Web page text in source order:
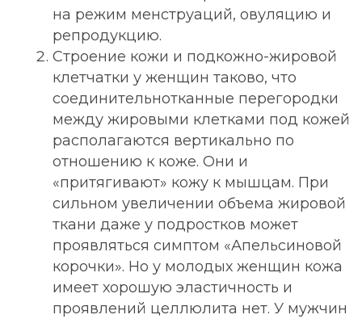
на режим менструаций, овуляцию и
репродукцию.
Строение кожи и подкожно-жировой
клетчатки у женщин таково, что
соединительнотканные перегородки
между жировыми клетками под кожей
располагаются вертикально по
отношению к коже. Они и
«притягивают» кожу к мышцам. При
сильном увеличении объема жировой
ткани даже у подростков может
проявляться симптом «Апельсиновой
корочки». Но у молодых женщин кожа
имеет хорошую эластичность и
проявлений целлюлита нет. У мужчин